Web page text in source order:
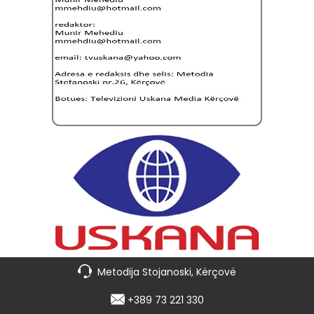
Metodija Stojanoski, Kërçovë
+389 73 221 330